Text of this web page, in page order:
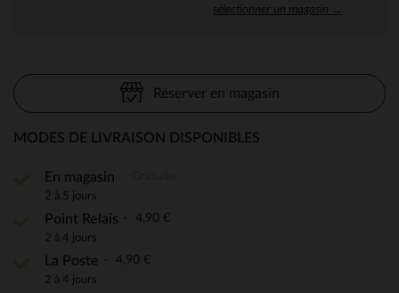
sélectionner un magasin →
Réserver en magasin
MODES DE LIVRAISON DISPONIBLES
En magasin
2 à 5 jours
Point Relais 4,90 €
2 à 4 jours
La Poste 4,90 €
2 à 4 jours